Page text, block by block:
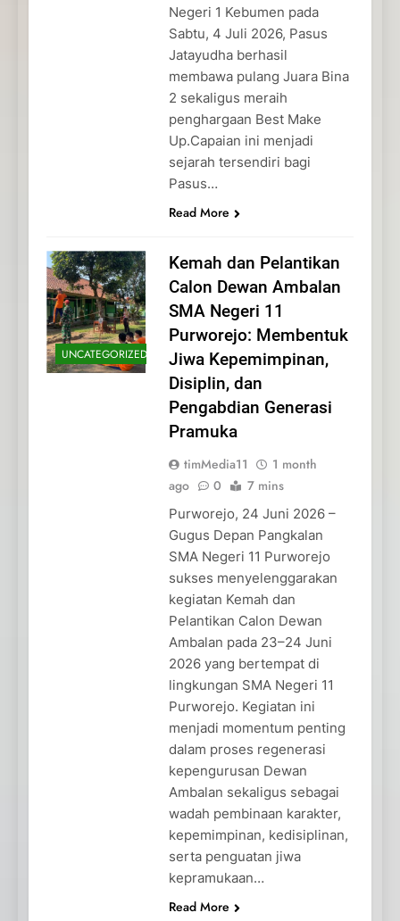
Negeri 1 Kebumen pada
Sabtu, 4 Juli 2026, Pasus
Jatayudha berhasil
membawa pulang Juara Bina
2 sekaligus meraih
penghargaan Best Make
Up.Capaian ini menjadi
sejarah tersendiri bagi
Pasus…
Read More
UNCATEGORIZED
Kemah dan Pelantikan
Calon Dewan Ambalan
SMA Negeri 11
Purworejo: Membentuk
Jiwa Kepemimpinan,
Disiplin, dan
Pengabdian Generasi
Pramuka
timMedia11
1 month
ago
0 7 mins
Purworejo, 24 Juni 2026 –
Gugus Depan Pangkalan
SMA Negeri 11 Purworejo
sukses menyelenggarakan
kegiatan Kemah dan
Pelantikan Calon Dewan
Ambalan pada 23–24 Juni
2026 yang bertempat di
lingkungan SMA Negeri 11
Purworejo. Kegiatan ini
menjadi momentum penting
dalam proses regenerasi
kepengurusan Dewan
Ambalan sekaligus sebagai
wadah pembinaan karakter,
kepemimpinan, kedisiplinan,
serta penguatan jiwa
kepramukaan…
Read More